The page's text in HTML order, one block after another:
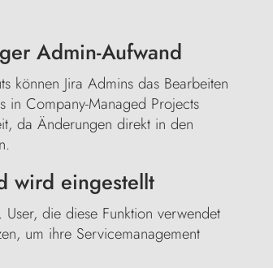
Admin-Aufwand
können Jira Admins das Bearbeiten
in Company-Managed Projects
da Änderungen direkt in den
wird eingestellt
die diese Funktion verwendet
um ihre Servicemanagement